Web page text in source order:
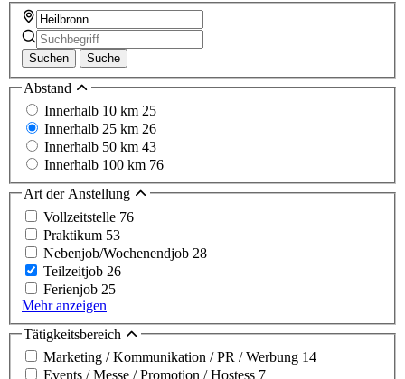
Suchen Suche
Abstand
Innerhalb 10 km 25
Innerhalb 25 km 26
Innerhalb 50 km 43
Innerhalb 100 km 76
Art der Anstellung
Vollzeitstelle 76
Praktikum 53
Nebenjob/Wochenendjob 28
Teilzeitjob 26
Ferienjob 25
Mehr anzeigen
Tätigkeitsbereich
Marketing / Kommunikation / PR / Werbung 14
Events / Messe / Promotion / Hostess 7